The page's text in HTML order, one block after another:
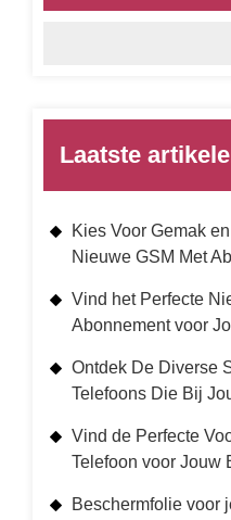
Laatste
Kies Voor Gemak
Nieuwe GSM Met
Vind het Perfecte
Abonnement voor
Ontdek De Diverse
Telefoons Die Bij
Vind de Perfecte
Telefoon voor Jouw
Beschermfolie voor